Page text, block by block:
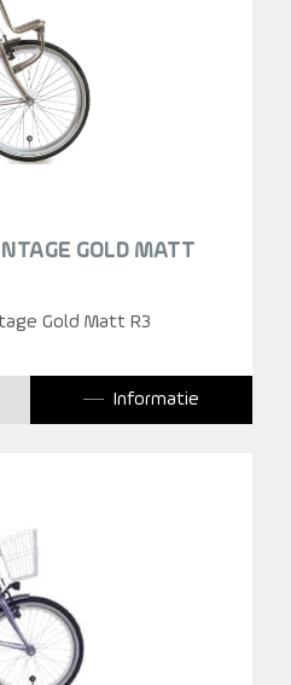
GOLD MATT
Gold Matt R3
Informatie